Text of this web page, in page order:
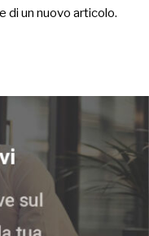
di un nuovo articolo.